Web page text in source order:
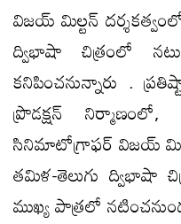
విజయ్ మిల్టన్
ద్విభాషా చిత్రంలో
కనిపించనున్నారు .
ప్రొడక్షన్ నిర్మాణంలో,
సినిమాటోగ్రాఫర్ విజయ్
తమిళ-తెలుగు ద్విభాషా
ముఖ్య పాత్రలో